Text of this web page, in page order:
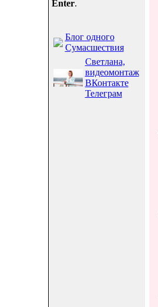
Enter.
Блог одного
Сумасшествия
Светлана,
видеомонтаж
ВКонтакте
Телеграм